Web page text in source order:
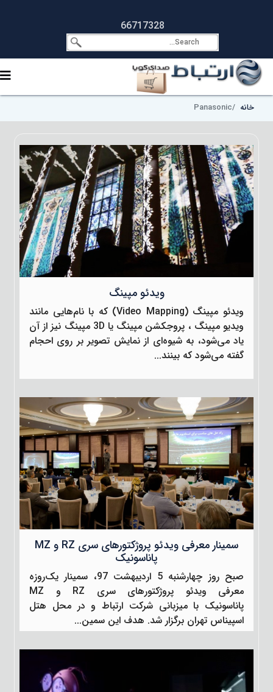
66717328
خانه Panasonic
ویدئو مپینگ
ویدئو مپینگ (Video Mapping) که با نام‌هایی مانند
ویدیو مپینگ ، پروجکشن مپینگ یا 3D مپینگ نیز از آن
یاد می‌شود، به شیوه‌ای از نمایش تصویر بر روی احجام
گفته می‌شود که بینند...
سمینار معرفی ویدئو پروژکتورهای سری RZ و MZ
پاناسونیک
صبح روز چهارشنبه 5 اردیبهشت 97، سمینار یک‌روزه
معرفی ویدئو پروژکتورهای سری RZ و MZ
پاناسونیک با میزبانی شرکت ارتباط و در محل هتل
اسپیناس تهران برگزار شد. هدف این سمین...